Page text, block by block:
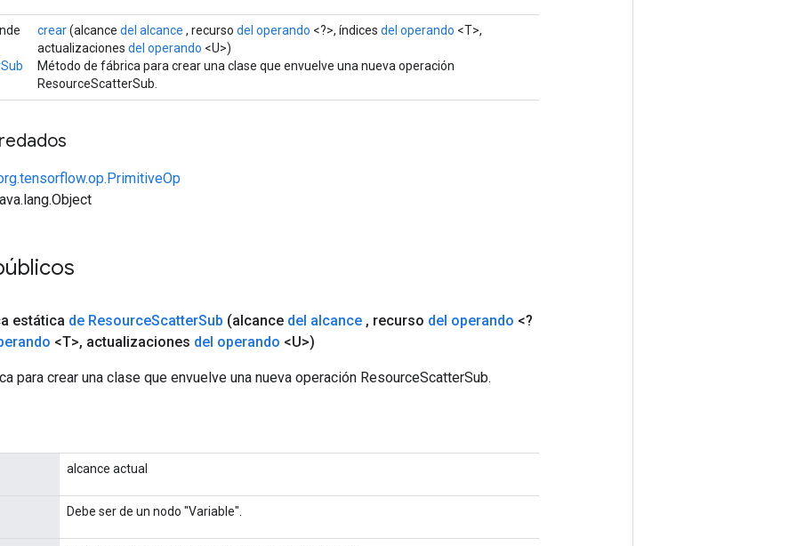
crear(alcance del alcance , recurso del operando <?>, índices del operando <T>,
actualizaciones del operando <U>)
Método de fábrica para crear una clase que envuelve una nueva operación
ResourceScatterSub.
estática de ResourceScatterSub (alcance del alcance , recurso del operando <?
<T>, actualizaciones del operando <U>)
para crear una clase que envuelve una nueva operación ResourceScatterSub.
alcance actual
Debe ser de un nodo "Variable".